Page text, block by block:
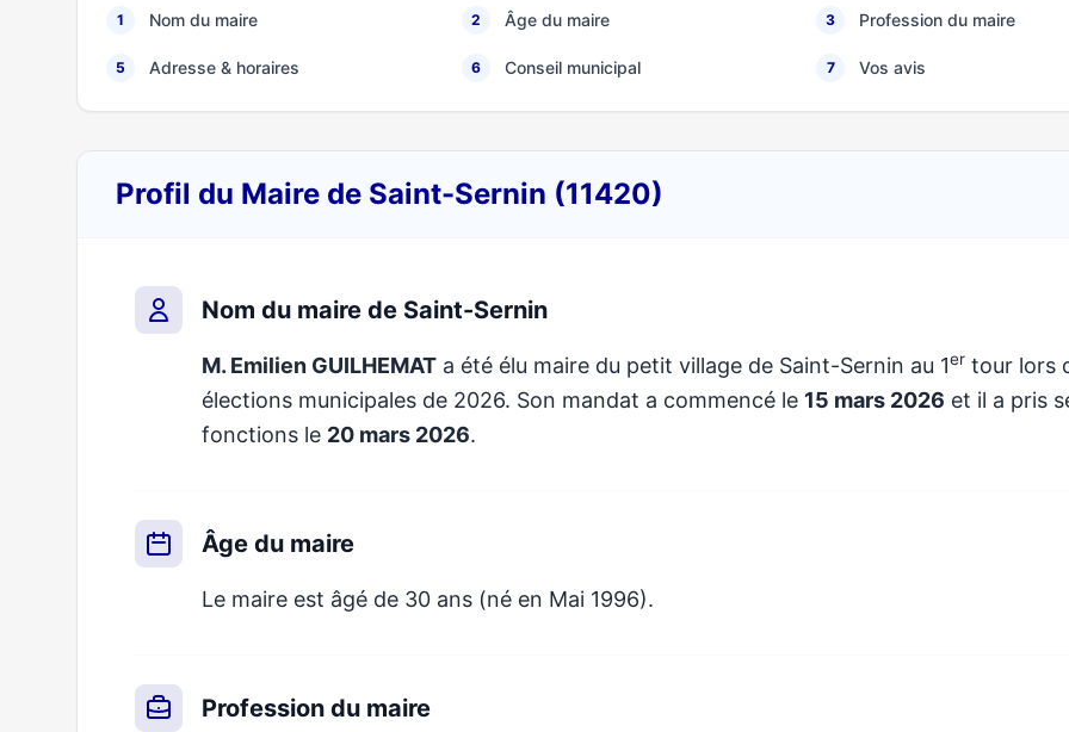
1 Nom du maire 2 Âge du maire 3 Profession du maire
5 Adresse & horaires 6 Conseil municipal 7 Vos avis
Profil du Maire de Saint-Sernin (11420)
Nom du maire de Saint-Sernin
M. Emilien GUILHEMAT a été élu maire du petit village de Saint-Sernin au 1er tour lors
élections municipales de 2026. Son mandat a commencé le 15 mars 2026 et il a pris
fonctions le 20 mars 2026.
Âge du maire
Le maire est âgé de 30 ans (né en Mai 1996).
Profession du maire